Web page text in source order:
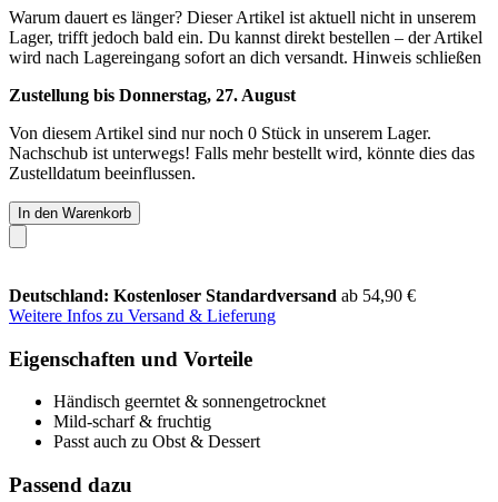
Warum dauert es länger? Dieser Artikel ist aktuell nicht in unserem
Lager, trifft jedoch bald ein. Du kannst direkt bestellen – der Artikel
wird nach Lagereingang sofort an dich versandt. Hinweis schließen
Zustellung bis Donnerstag, 27. August
Von diesem Artikel sind nur noch 0 Stück in unserem Lager.
Nachschub ist unterwegs! Falls mehr bestellt wird, könnte dies das
Zustelldatum beeinflussen.
In den Warenkorb
Deutschland: Kostenloser Standardversand ab 54,90 €
Weitere Infos zu Versand & Lieferung
Eigenschaften und Vorteile
Händisch geerntet & sonnengetrocknet
Mild-scharf & fruchtig
Passt auch zu Obst & Dessert
Passend dazu